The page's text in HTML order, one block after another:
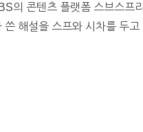
의 콘텐츠 플랫폼 스브스프
쓴 해설을 스프와 시차를 두고